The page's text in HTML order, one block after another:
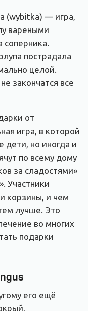
(wybitka) — игра,
вареными
пострадала
целой.
закончатся все
от
игра, в которой
дети, но иногда и
по всему дому
за сладостями»
Участники
корзины, и чем
лучше. Это
во многих
подарки
его ещё